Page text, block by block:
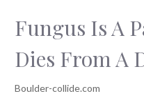
Fungus Is A
Dies From A